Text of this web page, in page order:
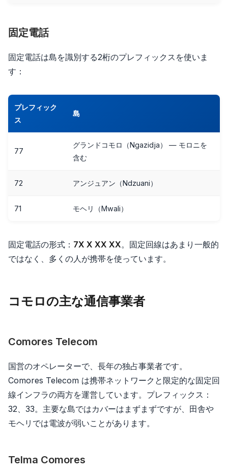
固定電話
固定電話は島を識別する2桁のプレフィックスを使いま
す：
プレフィック
ス
島
77
グランドコモロ（Ngazidja） — モロニを
含む
72 アンジュアン（Ndzuani）
71 モヘリ（Mwali）
固定電話の形式： 7X X XX XX。固定回線はあまり一般的
ではなく、多くの人が携帯を使っています。
コモロの主な通信事業者
Comores Telecom
国営のオペレーターで、長年の独占事業者です。
Comores Telecom は携帯ネットワークと限定的な固定回
線インフラの両方を運営しています。プレフィックス：
32、33。主要な島ではカバーはまずまずですが、田舎や
モヘリでは電波が弱いことがあります。
Telma Comores